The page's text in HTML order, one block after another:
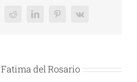
RedditLinkedInPinterest
Vk
Fatima del Rosario